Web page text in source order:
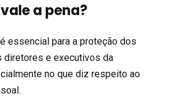
a pena?
é essencial para a proteção dos
diretores e executivos da
no que diz respeito ao